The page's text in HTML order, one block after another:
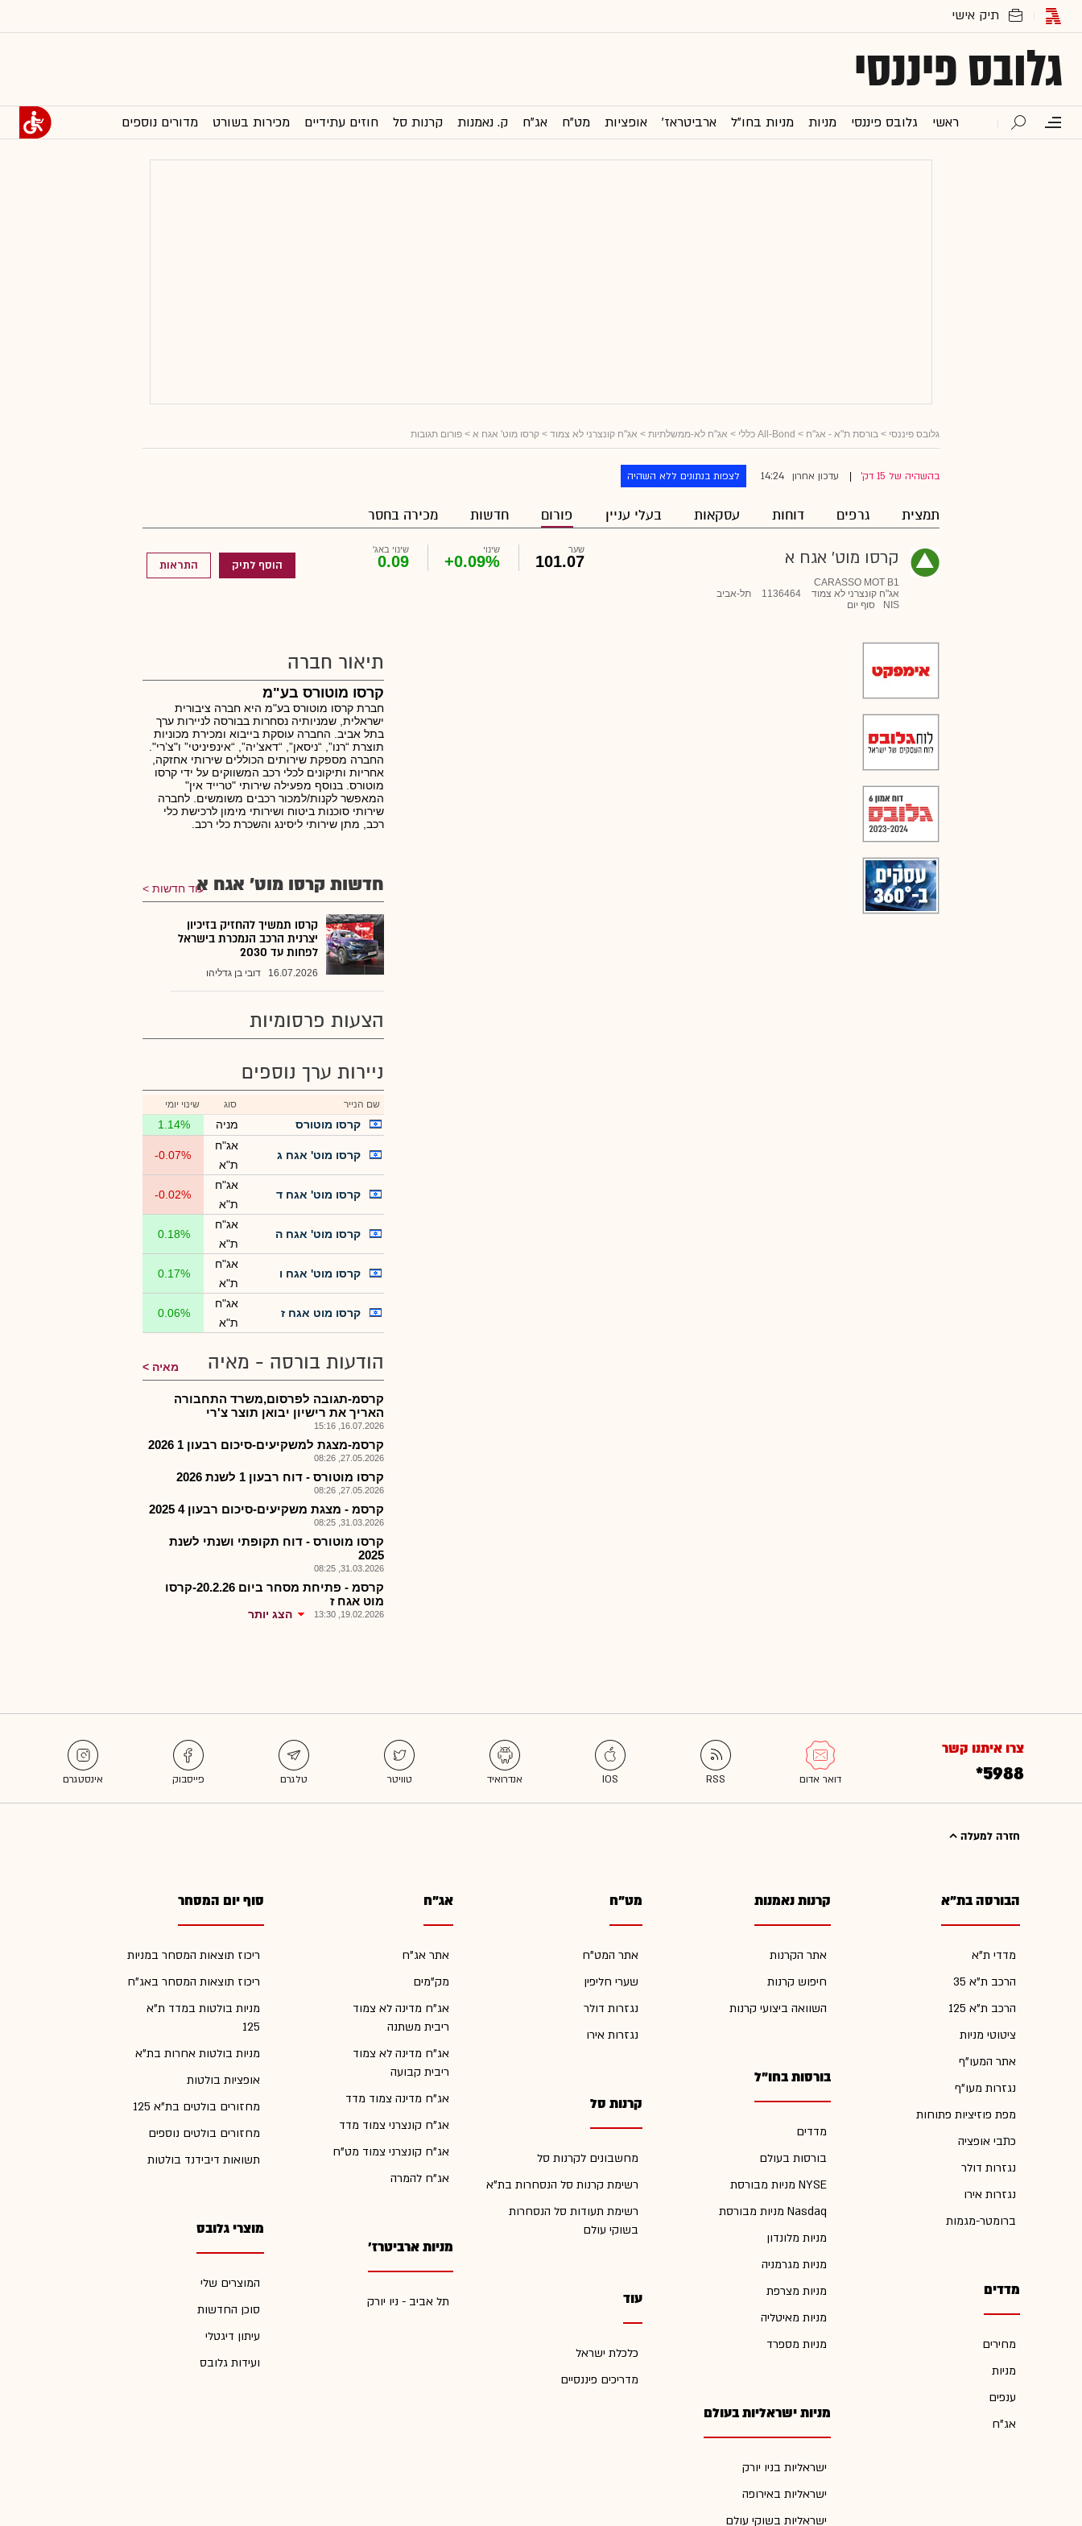
גלובס פיננסי
ראשי גלובס פיננסי מניות מניות בחו"ל ארביטראז' אופציות מט"ח אג"ח ק. נאמנות קרנות סל חוזים עתידיים מכירות בשורט מדורים נוספים
גלובס פיננסי > בורסת ת"א - אג"ח > All-Bond כללי > אג"ח לא-ממשלתיות > אג"ח קונצרני לא צמוד > קרסו מוט' אגח א > פורום תגובות
בהשהיה של 15 דק' עדכון אחרון 14:24 לצפות בנתונים ללא השהיה
תמצית גרפים דוחות עסקאות בעלי עניין פורום חדשות מכירה בחסר
קרסו מוט' אגח א
CARASSO MOT B1
אג"ח קונצרני לא צמוד
1136464
תל-אביב
NIS
סוף יום
שער
101.07
שינוי
+0.09%
שינוי באג'
0.09 הוסף לתיק התראות
תיאור חברה
קרסו מוטורס בע"מ
חברת קרסו מוטורס בע"מ היא חברה ציבורית
ישראלית, שמניותיה נסחרות בבורסה לניירות ערך
בתל אביב. החברה עוסקת בייבוא ומכירת מכוניות
תוצרת “רנו”, “ניסאן”, “דאצ’יה”, “אינפיניטי” ו"צ’רי".
החברה מספקת שירותים הכוללים שירותי אחזקה,
אחריות ותיקונים לכלי רכב המשווקים על ידי קרסו
מוטורס. בנוסף מפעילה שירותי "טרייד אין"
המאפשר לקנות/למכור רכבים משומשים. לחברה
שירותי סוכנות ביטוח ושירותי מימון לרכישת כלי
רכב, מתן שירותי ליסינג והשכרת כלי רכב.
חדשות קרסו מוט' אגח אעוד חדשות
קרסו תמשיך להחזיק בזיכיון
יצרנית הרכב הנמכרת בישראל
לפחות עד 2030
16.07.2026 דובי בן גדליהו
הצעות פרסומיות
ניירות ערך נוספים
שם הנייר סוג שינוי יומי
קרסו מוטורס מניה 1.14%
קרסו מוט' אגח ג
אג"ח
ת"א
-0.07%
קרסו מוט' אגח ד
אג"ח
ת"א
-0.02%
קרסו מוט' אגח ה
אג"ח
ת"א
0.18%
קרסו מוט' אגח ו
אג"ח
ת"א
0.17%
קרסו מוט אגח ז
אג"ח
ת"א
0.06%
הודעות בורסה - מאיה מאיה
קרסמ-תגובה לפרסום,משרד התחבורה
האריך את רישיון יבואן תוצר צ'רי
16.07.2026, 15:16
קרסמ-מצגת למשקיעים-סיכום רבעון 1 2026
27.05.2026, 08:26
קרסו מוטורס - דוח רבעון 1 לשנת 2026
27.05.2026, 08:26
קרסמ - מצגת משקיעים-סיכום רבעון 4 2025
31.03.2026, 08:25
קרסו מוטורס - דוח תקופתי ושנתי לשנת
2025
31.03.2026, 08:25
קרסמ - פתיחת מסחר ביום 20.2.26-קרסו
מוט אגח ז
19.02.2026, 13:30 הצג יותר
צרו איתנו קשר
*5988
חזרה למעלה
הבורסה בת"א
מדדי ת"א
הרכב ת"א 35
הרכב ת"א 125
ציטוטי מניות
אתר המעו"ף
נגזרות מעו"ף
מפת פוזיציות פתוחות
כתבי אופציה
נגזרות דולר
נגזרות אירו
ברומטר-מגמות
מדדים
מחירים
מניות
ענפים
אג"ח
קרנות נאמנות
אתר הקרנות
חיפוש קרנות
השוואה ביצועי קרנות
בורסות בחו"ל
מדדים
בורסות בעולם
מניות מבורסת NYSE
מניות מבורסת Nasdaq
מניות מלונדון
מניות מגרמניה
מניות מצרפת
מניות מאיטליה
מניות מספרד
מניות ישראליות בעולם
ישראליות בניו יורק
ישראליות באירופה
ישראליות בשוקי עולם
מט"ח
אתר המט"ח
שערי חליפין
נגזרות דולר
נגזרות אירו
קרנות סל
מחשבונים לקרנות סל
רשימת קרנות סל הנסחרות בת"א
רשימת תעודות סל הנסחרות
בשוקי עולם
עוד
כלכלת ישראל
מדריכים פיננסיים
אג"ח
אתר אג"ח
מק"מים
אג"ח מדינה לא צמוד
ריבית משתנה
אג"ח מדינה לא צמוד
ריבית קבועה
אג"ח מדינה צמוד מדד
אג"ח קונצרני צמוד מדד
אג"ח קונצרני צמוד מט"ח
אג"ח להמרה
מניות ארביטרז'
תל אביב - ניו יורק
סוף יום המסחר
ריכוז תוצאות המסחר במניות
ריכוז תוצאות המסחר באג"ח
מניות בולטות במדד ת"א
125
מניות בולטות אחרות בת"א
אופציות בולטות
מחזורים בולטים בת"א 125
מחזורים בולטים נוספים
תשואות דיבידנד בולטות
מוצרי גלובס
המוצרים שלי
סוכן החדשות
עיתון דיגטלי
ועידות גלובס